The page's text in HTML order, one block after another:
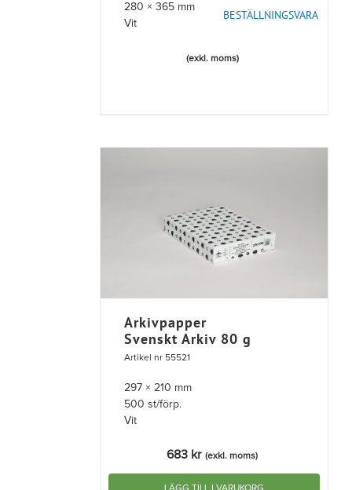
280 × 365 mm
Vit
BESTÄLLNINGSVARA
(exkl. moms)
Arkivpapper
Svenskt Arkiv 80 g
Artikel nr 55521
297 × 210 mm
500 st/förp.
Vit
683 kr (exkl. moms)